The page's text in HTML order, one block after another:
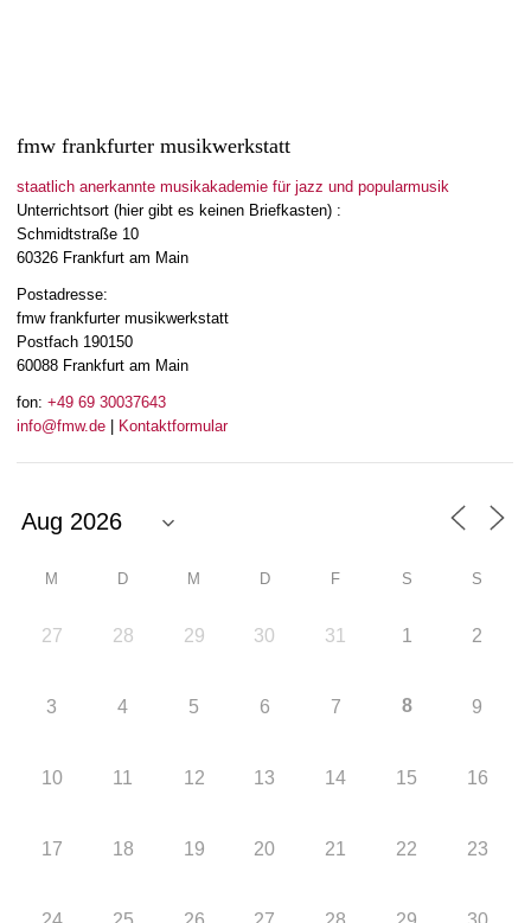
fmw frankfurter musikwerkstatt
staatlich anerkannte musikakademie für jazz und popularmusik
Unterrichtsort (hier gibt es keinen Briefkasten) :
Schmidtstraße 10
60326 Frankfurt am Main
Postadresse:
fmw frankfurter musikwerkstatt
Postfach 190150
60088 Frankfurt am Main
fon: +49 69 30037643
info@fmw.de
Kontaktformular
M D M D F S S
27 28 29 30 31 1 2
3 4 5 6 7 8 9
10 11 12 13 14 15 16
17 18 19 20 21 22 23